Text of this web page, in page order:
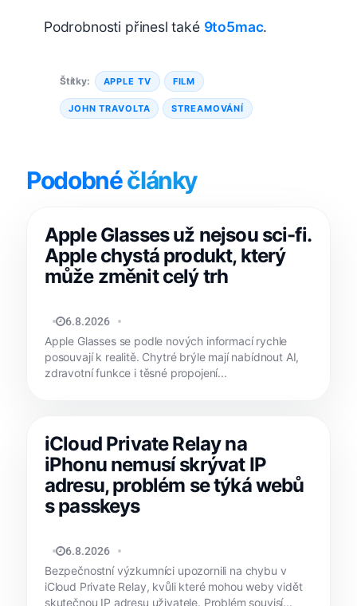
Podrobnosti přinesl také 9to5mac.
Štítky: APPLE TV FILM
JOHN TRAVOLTA STREAMOVÁNÍ
Podobnéčlánky
Apple Glasses už nejsou sci-fi.
Apple chystá produkt, který
může změnit celý trh
MATYÁŠ KOZÁK
6.8.2026
Apple Glasses se podle nových informací rychle
posouvají k realitě. Chytré brýle mají nabídnout AI,
zdravotní funkce i těsné propojení...
iCloud Private Relay na
iPhonu nemusí skrývat IP
adresu, problém se týká webů
s passkeys
MATYÁŠ KOZÁK
6.8.2026
Bezpečnostní výzkumníci upozornili na chybu v
iCloud Private Relay, kvůli které mohou weby vidět
skutečnou IP adresu uživatele. Problém souvisí...